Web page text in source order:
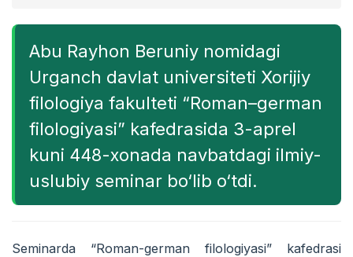
Abu Rayhon Beruniy nomidagi
Urganch davlat universiteti Xorijiy
filologiya fakulteti “Roman–german
filologiyasi” kafedrasida 3-aprel
kuni 448-xonada navbatdagi ilmiy-
uslubiy seminar bo‘lib o‘tdi.
Seminarda “Roman-german filologiyasi” kafedrasi